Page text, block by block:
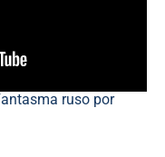
ruso por